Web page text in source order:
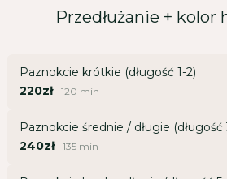
Przedłużanie + kolor
Paznokcie krótkie (długość 1-2)
220zł · 120 min
Paznokcie średnie / długie (długość
240zł · 135 min